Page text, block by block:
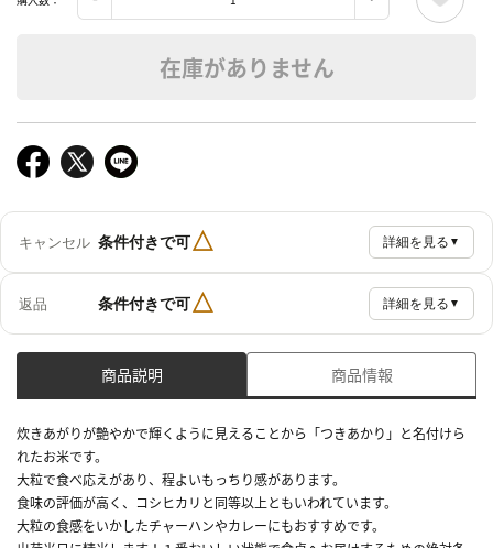
在庫がありません
キャンセル 条件付きで可△ 詳細を見る ▼
返品 条件付きで可△ 詳細を見る ▼
商品説明 商品情報
炊きあがりが艶やかで輝くように見えることから「つきあかり」と名付けら
れたお米です。
大粒で食べ応えがあり、程よいもっちり感があります。
食味の評価が高く、コシヒカリと同等以上ともいわれています。
大粒の食感をいかしたチャーハンやカレーにもおすすめです。